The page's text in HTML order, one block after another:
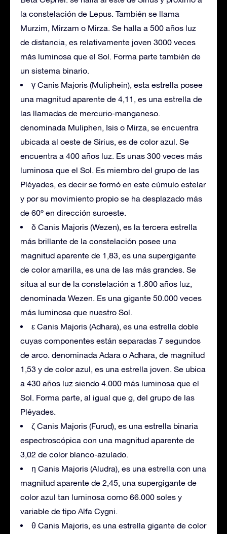
la constelación de Lepus. También se llama
Murzim, Mirzam o Mirza. Se halla a 500 años luz
de distancia, es relativamente joven 3000 veces
más luminosa que el Sol. Forma parte también de
un sistema binario.
γ Canis Majoris (Muliphein), esta estrella posee
una magnitud aparente de 4,11, es una estrella de
las llamadas de mercurio-manganeso.
denominada Muliphen, Isis o Mirza, se encuentra
ubicada al oeste de Sirius, es de color azul. Se
encuentra a 400 años luz. Es unas 300 veces más
luminosa que el Sol. Es miembro del grupo de las
Pléyades, es decir se formó en este cúmulo estelar
y por su movimiento propio se ha desplazado más
de 60º en dirección suroeste.
δ Canis Majoris (Wezen), es la tercera estrella
más brillante de la constelación posee una
magnitud aparente de 1,83, es una supergigante
de color amarilla, es una de las más grandes. Se
situa al sur de la constelación a 1.800 años luz,
denominada Wezen. Es una gigante 50.000 veces
más luminosa que nuestro Sol.
ε Canis Majoris (Adhara), es una estrella doble
cuyas componentes están separadas 7 segundos
de arco. denominada Adara o Adhara, de magnitud
1,53 y de color azul, es una estrella joven. Se ubica
a 430 años luz siendo 4.000 más luminosa que el
Sol. Forma parte, al igual que g, del grupo de las
Pléyades.
ζ Canis Majoris (Furud), es una estrella binaria
espectroscópica con una magnitud aparente de
3,02 de color blanco-azulado.
η Canis Majoris (Aludra), es una estrella con una
magnitud aparente de 2,45, una supergigante de
color azul tan luminosa como 66.000 soles y
variable de tipo Alfa Cygni.
θ Canis Majoris, es una estrella gigante de color